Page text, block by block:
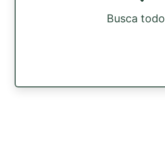
Busca todo